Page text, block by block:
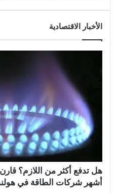
الأخبار الاقتصادية
هل تدفع أكثر من اللازم؟ قارن
أشهر شركات الطاقة في